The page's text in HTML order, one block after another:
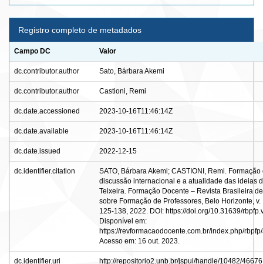
Registro completo de metadados
Campo DC Valor
dc.contributor.author Sato, Bárbara Akemi
dc.contributor.author Castioni, Remi
dc.date.accessioned 2023-10-16T11:46:14Z
dc.date.available 2023-10-16T11:46:14Z
dc.date.issued 2022-12-15
dc.identifier.citation
SATO, Bárbara Akemi; CASTIONI, Remi. Formação
discussão internacional e a atualidade das ideias
Teixeira. Formação Docente – Revista Brasileira
sobre Formação de Professores, Belo Horizonte, v.
125-138, 2022. DOI: https://doi.org/10.31639/
Disponível em:
https://revformacaodocente.com.br/index.php/
Acesso em: 16 out. 2023.
dc.identifier.uri http://repositorio2.unb.br/jspui/handle/10482/46676